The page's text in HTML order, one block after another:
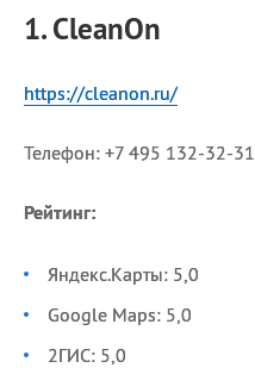
1. CleanOn
https://cleanon.ru/
Телефон: +7 495 132-32-31
Рейтинг:
Яндекс.Карты: 5,0
Google Maps: 5,0
2ГИС: 5,0